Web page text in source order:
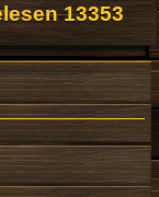
13353